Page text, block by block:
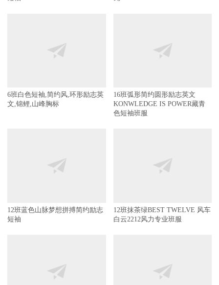
6班白色短袖,简约风,环形励志英
文,锦鲤,山峰胸标
16班弧形简约圆形励志英文
KONWLEDGE IS POWER藏青
色短袖班服
12班蓝色山脉梦想拼搏简约励志
短袖
12班抹茶绿BEST TWELVE 风车
白云2212风力专业班服